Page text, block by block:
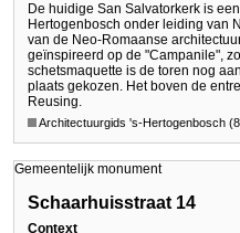
De huidige San Salvatorkerk is
Hertogenbosch onder leiding van
van de Neo-Romaanse
geïnspireerd op de "Campanile",
schetsmaquette is de toren nog
plaats gekozen. Het boven de
Reusing.
Architectuurgids 's-Hertogenbosch
Gemeentelijk monument
Schaarhuisstraat 14
Context